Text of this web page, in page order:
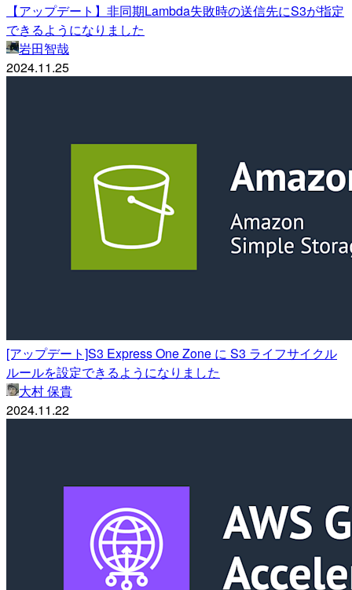
【アップデート】非同期Lambda失敗時の送信先にS3が指定
できるようになりました
岩田智哉
2024.11.25
[アップデート]S3 Express One Zone に S3 ライフサイクル
ルールを設定できるようになりました
大村 保貴
2024.11.22